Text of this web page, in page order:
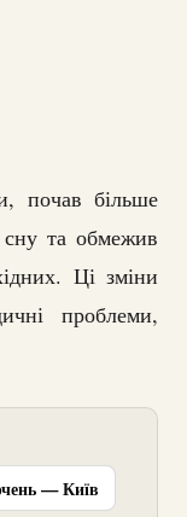
почав більше
та обмежив
Ці зміни
проблеми,
— Київ